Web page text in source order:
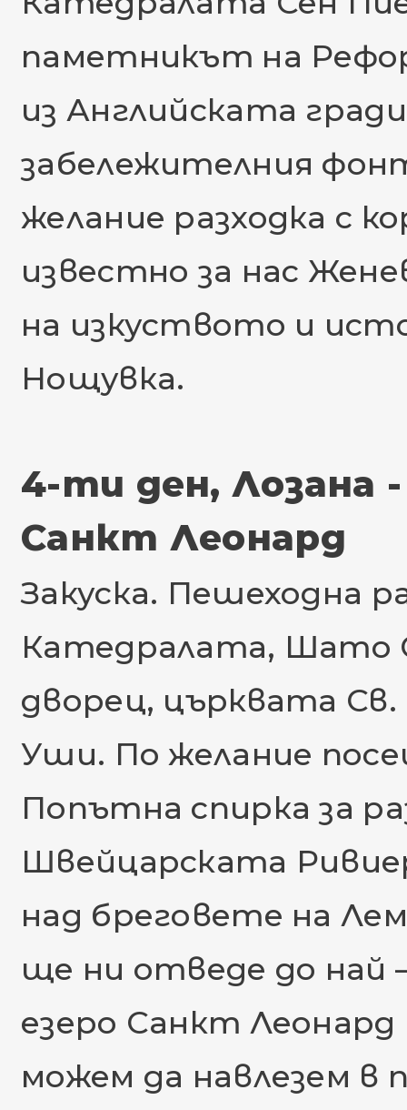
паметникът на
из Английската
забележителния
желание разходка с
известно за нас
на изкуството и
Нощувка.
4-ти ден, Лозана
Санкт Леонард
Закуска. Пешеходна
Катедралата, Шато
дворец, църквата
Уши. По желание
Попътна спирка за
Швейцарската
над бреговете на
ще ни отведе до най
езеро Санкт
можем да навлезем в